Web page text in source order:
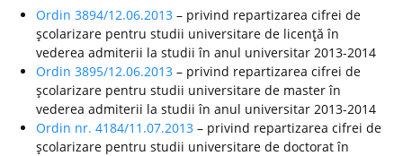
Ordin 3894/12.06.2013 – privind repartizarea cifrei de
şcolarizare pentru studii universitare de licenţă în
vederea admiterii la studii în anul universitar 2013-2014
Ordin 3895/12.06.2013 – privind repartizarea cifrei de
şcolarizare pentru studii universitare de master în
vederea admiterii la studii în anul universitar 2013-2014
Ordin nr. 4184/11.07.2013 – privind repartizarea cifrei de
şcolarizare pentru studii universitare de doctorat în